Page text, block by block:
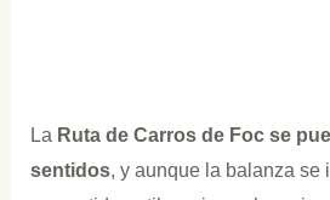
La Ruta de Carros de Foc se
sentidos, y aunque la balanza se